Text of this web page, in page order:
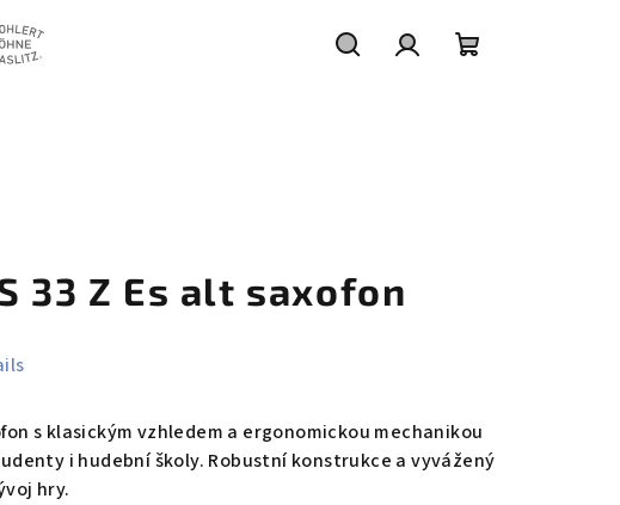
33 Z Es alt saxofon
s klasickým vzhledem a ergonomickou mechanikou
i hudební školy. Robustní konstrukce a vyvážený
hry.